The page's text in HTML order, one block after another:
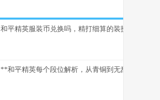
和平精英服装币兑换吗，精打细算的装扮指南
**和平精英每个段位解析，从青铜到无敌战神的